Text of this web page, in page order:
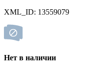
XML_ID: 13559079
Нет в наличии